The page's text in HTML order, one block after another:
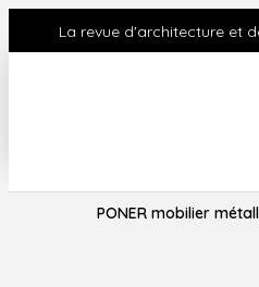
La revue d'architecture et
PONER mobilier